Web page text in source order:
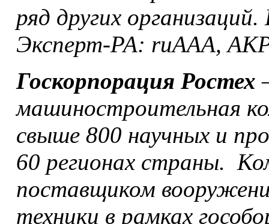
ряд других организаций.
Эксперт-РА: ruAAA,
Госкорпорация Ростех
машиностроительная
свыше 800 научных и
60 регионах страны.
поставщиком
техники в рамках